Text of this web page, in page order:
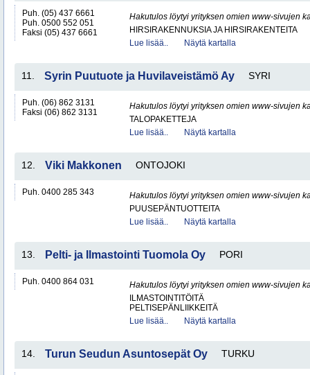
Puh. (05) 437 6661
Puh. 0500 552 051
Faksi (05) 437 6661
Hakutulos löytyi yrityksen omien www-sivujen
HIRSIRAKENNUKSIA JA HIRSIRAKENTEITA
Lue lisää..
Näytä kartalla
11. Syrin Puutuote ja Huvilaveistämö Ay SYRI
Puh. (06) 862 3131
Faksi (06) 862 3131
Hakutulos löytyi yrityksen omien www-sivujen
TALOPAKETTEJA
Lue lisää..
Näytä kartalla
12. Viki Makkonen ONTOJOKI
Puh. 0400 285 343
Hakutulos löytyi yrityksen omien www-sivujen
PUUSEPÄNTUOTTEITA
Lue lisää..
Näytä kartalla
13. Pelti- ja Ilmastointi Tuomola Oy PORI
Puh. 0400 864 031
Hakutulos löytyi yrityksen omien www-sivujen
ILMASTOINTITÖITÄ
PELTISEPÄNLIIKKEITÄ
Lue lisää..
Näytä kartalla
14. Turun Seudun Asuntosepät Oy TURKU